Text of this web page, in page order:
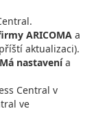
ARICOMA a
aktualizaci).
Má nastavenía
Central v
ve